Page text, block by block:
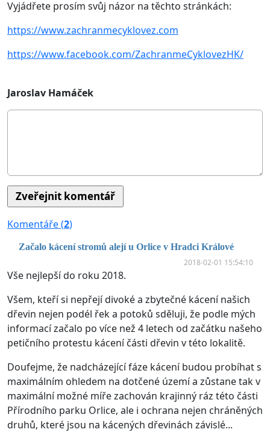
Vyjádřete prosím svůj názor na těchto stránkách:
https://www.zachranmecyklovez.com
https://www.facebook.com/ZachranmeCyklovezHK/
Jaroslav Hamáček
Komentáře (2)
Začalo kácení stromů alejí u Orlice v Hradci Králové
2018-02-01 15:54:10
Vše nejlepší do roku 2018.
Všem, kteří si nepřejí divoké a zbytečné kácení našich
dřevin nejen podél řek a potoků sděluji, že podle mých
informací začalo po více než 4 letech od začátku našeho
petičního protestu kácení části dřevin v této lokalitě.
Doufejme, že nadcházející fáze kácení budou probíhat s
maximálním ohledem na dotčené území a zůstane tak v
maximální možné míře zachován krajinný ráz této části
Přírodního parku Orlice, ale i ochrana nejen chráněných
druhů, které jsou na kácených dřevinách závislé...